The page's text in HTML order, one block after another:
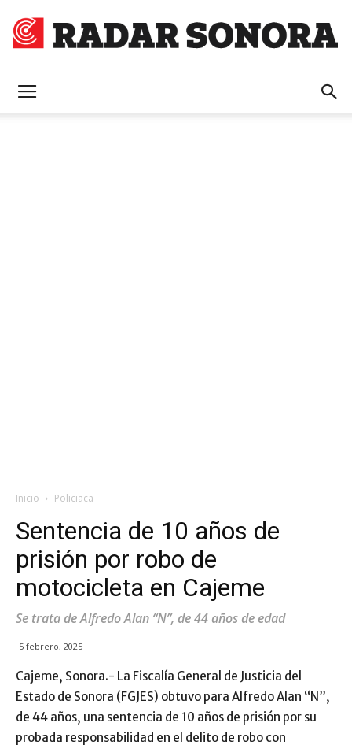
Inicio Policiaca
Sentencia de 10 años de
prisión por robo de
motocicleta en Cajeme
Se trata de Alfredo Alan “N”, de 44 años de edad
5 febrero, 2025
Cajeme, Sonora.- La Fiscalía General de Justicia del
Estado de Sonora (FGJES) obtuvo para Alfredo Alan “N”,
de 44 años, una sentencia de 10 años de prisión por su
probada responsabilidad en el delito de robo con